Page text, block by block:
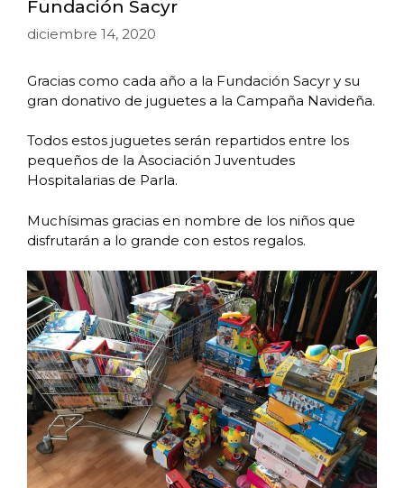
Fundación Sacyr
diciembre 14, 2020
Gracias como cada año a la Fundación Sacyr y su
gran donativo de juguetes a la Campaña Navideña.
Todos estos juguetes serán repartidos entre los
pequeños de la Asociación Juventudes
Hospitalarias de Parla.
Muchísimas gracias en nombre de los niños que
disfrutarán a lo grande con estos regalos.